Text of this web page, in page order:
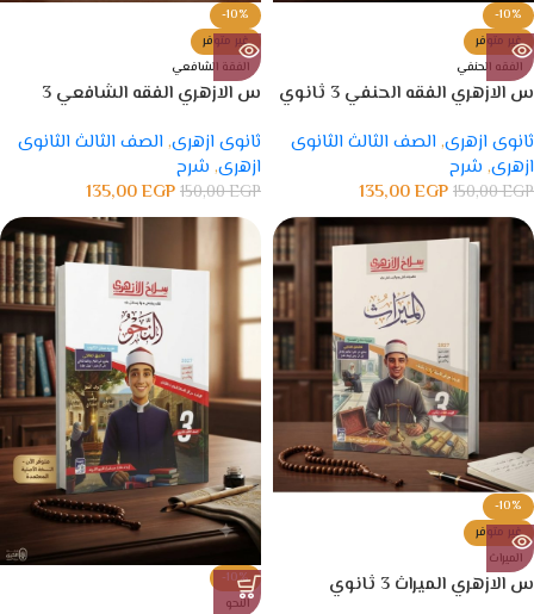
-10%
غير متوفر
الفقه الحنفي
س الازهري الفقه الحنفي 3 ثانوي
ثانوى ازهرى, الصف الثالث الثانوى
ازهرى, شرح
150,00EGP
135,00EGP
-10%
غير متوفر
الفقة الشافعي
س الازهري الفقه الشافعي 3
ثانوى ازهرى, الصف الثالث الثانوى
ازهرى, شرح
150,00EGP
135,00EGP
-10%
غير متوفر
الميراث
س الازهري الميراث 3 ثانوي
-10%
النحو